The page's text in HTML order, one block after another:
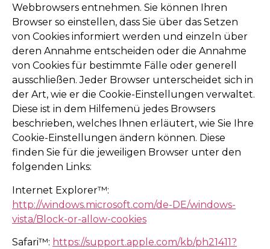
Webbrowsers entnehmen. Sie können Ihren
Browser so einstellen, dass Sie über das Setzen
von Cookies informiert werden und einzeln über
deren Annahme entscheiden oder die Annahme
von Cookies für bestimmte Fälle oder generell
ausschließen. Jeder Browser unterscheidet sich in
der Art, wie er die Cookie-Einstellungen verwaltet.
Diese ist in dem Hilfemenü jedes Browsers
beschrieben, welches Ihnen erläutert, wie Sie Ihre
Cookie-Einstellungen ändern können. Diese
finden Sie für die jeweiligen Browser unter den
folgenden Links:
Internet Explorer™:
http://windows.microsoft.com/de-DE/windows-
vista/Block-or-allow-cookies
Safari™: https://support.apple.com/kb/ph21411?